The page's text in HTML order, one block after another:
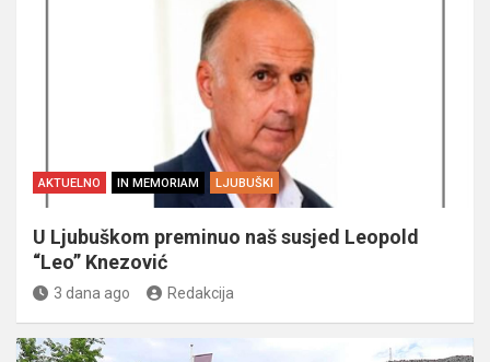
AKTUELNO IN MEMORIAM LJUBUŠKI
U Ljubuškom preminuo naš susjed Leopold
“Leo” Knezović
3 dana ago Redakcija